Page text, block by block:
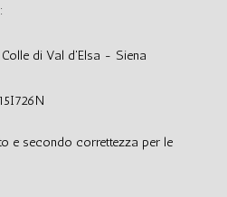
di Val d'Elsa - Siena
e secondo correttezza per le